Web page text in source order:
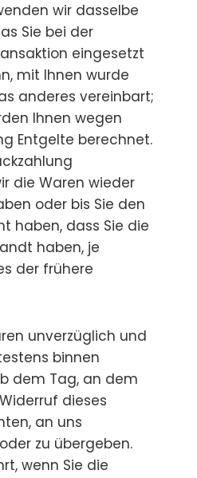
wir dasselbe
Sie bei der
eingesetzt
mit Ihnen wurde
anderes vereinbart;
Ihnen wegen
Entgelte berechnet.
die Waren wieder
oder bis Sie den
haben, dass Sie die
haben, je
der frühere
unverzüglich und
binnen
dem Tag, an dem
dieses
an uns
zu übergeben.
wenn Sie die